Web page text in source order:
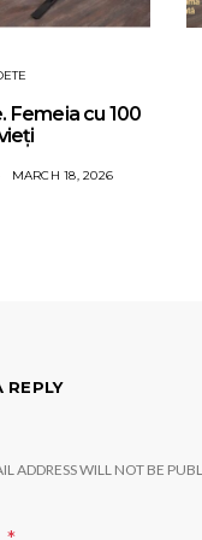
Femeia cu 100
MARCH 18, 2026
REPLY
ADDRESS WILL NOT BE